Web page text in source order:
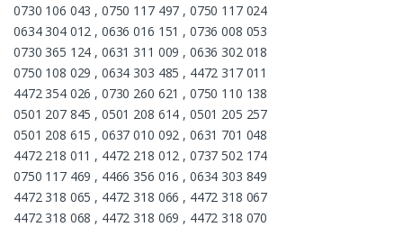
0730 106 043 , 0750 117 497 , 0750 117 024
0634 304 012 , 0636 016 151 , 0736 008 053
0730 365 124 , 0631 311 009 , 0636 302 018
0750 108 029 , 0634 303 485 , 4472 317 011
4472 354 026 , 0730 260 621 , 0750 110 138
0501 207 845 , 0501 208 614 , 0501 205 257
0501 208 615 , 0637 010 092 , 0631 701 048
4472 218 011 , 4472 218 012 , 0737 502 174
0750 117 469 , 4466 356 016 , 0634 303 849
4472 318 065 , 4472 318 066 , 4472 318 067
4472 318 068 , 4472 318 069 , 4472 318 070